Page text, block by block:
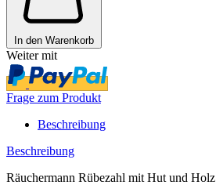
In den Warenkorb
Weiter mit
Frage zum Produkt
Beschreibung
Beschreibung
Räuchermann Rübezahl mit Hut und Holz